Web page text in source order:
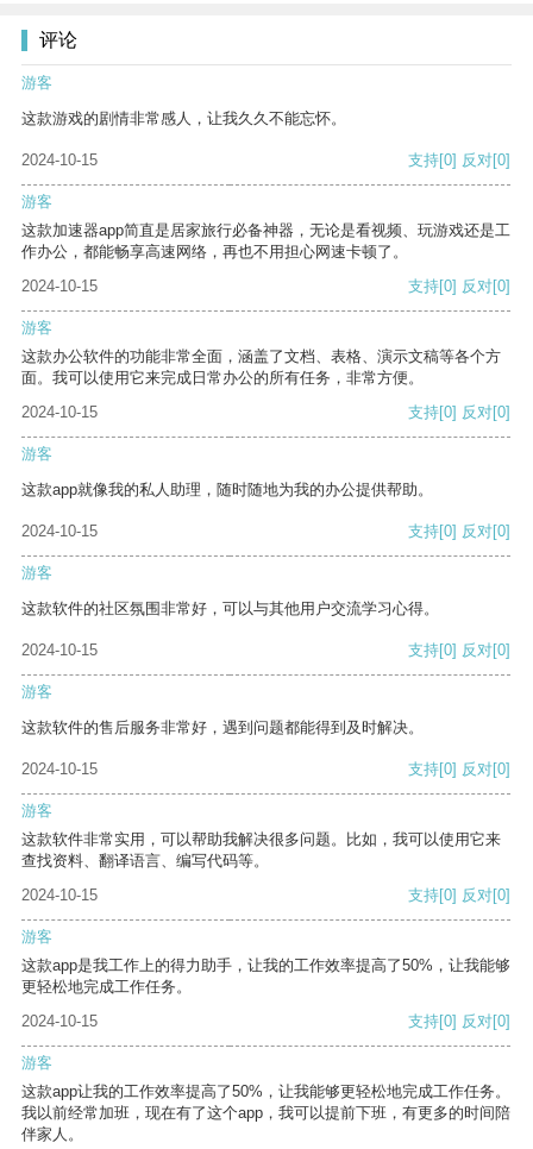
评论
游客
这款游戏的剧情非常感人，让我久久不能忘怀。
2024-10-15 支持[0] 反对[0]
游客
这款加速器app简直是居家旅行必备神器，无论是看视频、玩游戏还是工
作办公，都能畅享高速网络，再也不用担心网速卡顿了。
2024-10-15
支持[0] 反对[0]
游客
这款办公软件的功能非常全面，涵盖了文档、表格、演示文稿等各个方
面。我可以使用它来完成日常办公的所有任务，非常方便。
2024-10-15
支持[0] 反对[0]
游客
这款app就像我的私人助理，随时随地为我的办公提供帮助。
2024-10-15 支持[0] 反对[0]
游客
这款软件的社区氛围非常好，可以与其他用户交流学习心得。
2024-10-15 支持[0] 反对[0]
游客
这款软件的售后服务非常好，遇到问题都能得到及时解决。
2024-10-15 支持[0] 反对[0]
游客
这款软件非常实用，可以帮助我解决很多问题。比如，我可以使用它来
查找资料、翻译语言、编写代码等。
2024-10-15
支持[0] 反对[0]
游客
这款app是我工作上的得力助手，让我的工作效率提高了50%，让我能够
更轻松地完成工作任务。
2024-10-15
支持[0] 反对[0]
游客
这款app让我的工作效率提高了50%，让我能够更轻松地完成工作任务。
我以前经常加班，现在有了这个app，我可以提前下班，有更多的时间陪
伴家人。